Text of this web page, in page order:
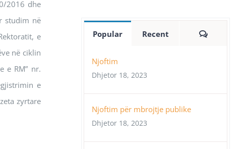
2016 dhe
studim në
e
në ciklin
e RM” nr.
e
zyrtare
Popular Recent
Njoftim
Dhjetor 18, 2023
Njoftim për mbrojtje publike
Dhjetor 18, 2023